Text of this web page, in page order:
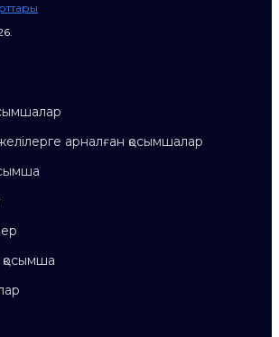
арналған қосымшалар